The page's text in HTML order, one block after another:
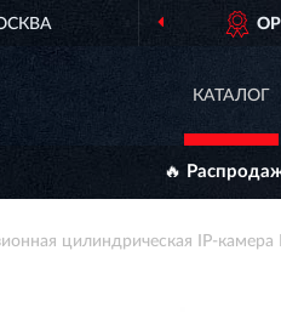
ОРИГИНАЛЬНАЯ
КАТАЛОГ
🔥
цилиндрическая IP-